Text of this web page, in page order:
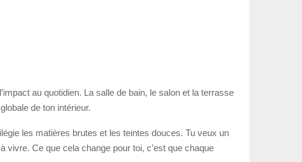
au quotidien. La salle de bain, le salon et la terrasse
de ton intérieur.
les matières brutes et les teintes douces. Tu veux un
Ce que cela change pour toi, c’est que chaque